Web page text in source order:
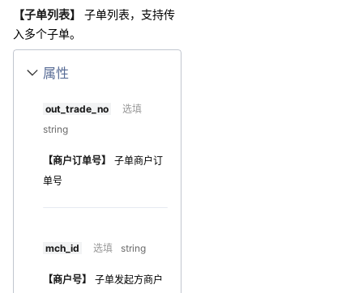
【子单列表】
子单列表，支持传
入多个子单。
属性
out_trade_no
选填
string
【商户订单号】
子单商户订
单号
mch_id 选填 string
【商户号】
子单发起方商户